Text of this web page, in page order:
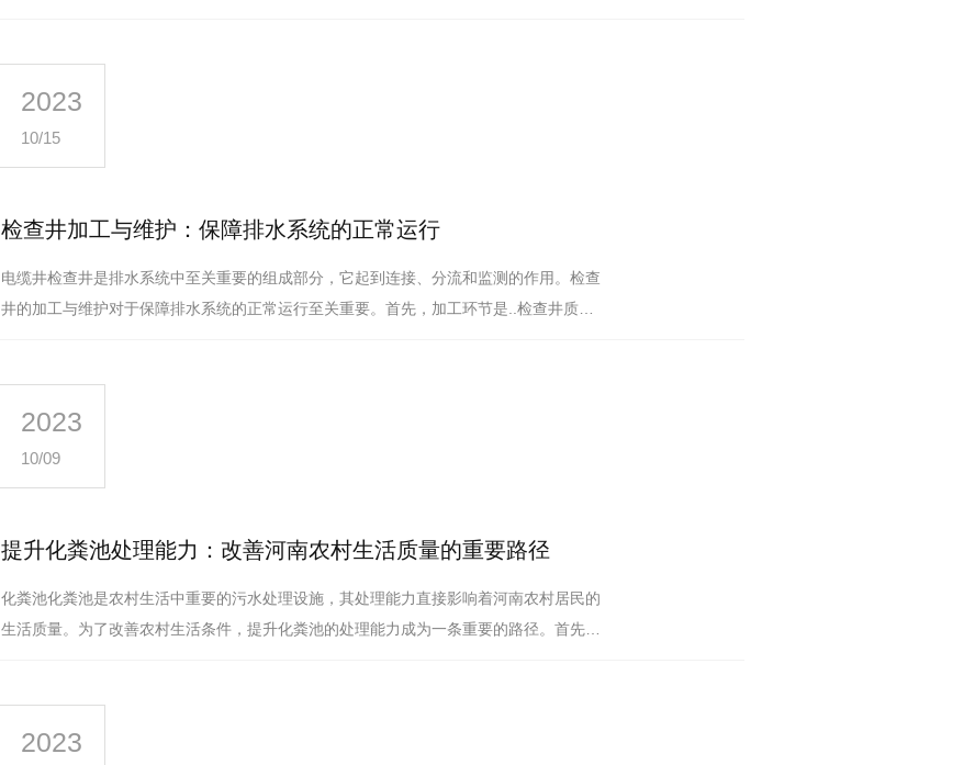
2023
10/15
检查井加工与维护：保障排水系统的正常运行
电缆井检查井是排水系统中至关重要的组成部分，它起到连接、分流和监测的作用。检查
井的加工与维护对于保障排水系统的正常运行至关重要。首先，加工环节是..检查井质量
2023
10/09
提升化粪池处理能力：改善河南农村生活质量的重要路径
化粪池化粪池是农村生活中重要的污水处理设施，其处理能力直接影响着河南农村居民的
生活质量。为了改善农村生活条件，提升化粪池的处理能力成为一条重要的路径。首先，
2023